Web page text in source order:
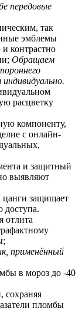
передовые
так
эмблемы
контрастно
Обращаем
расцветку
компоненту,
с онлайн-
и защитный
выявляют
цанги защищает
доступа.
отлита
применённый
в мороз до -40
сохраняя
пломбы